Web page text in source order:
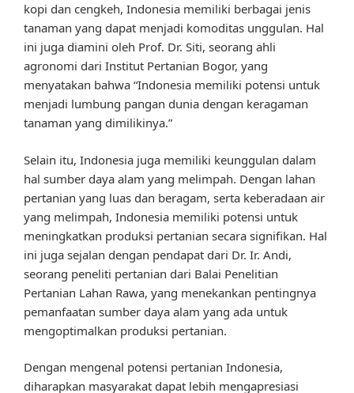
kopi dan cengkeh, Indonesia memiliki berbagai jenis
tanaman yang dapat menjadi komoditas unggulan. Hal
ini juga diamini oleh Prof. Dr. Siti, seorang ahli
agronomi dari Institut Pertanian Bogor, yang
menyatakan bahwa “Indonesia memiliki potensi untuk
menjadi lumbung pangan dunia dengan keragaman
tanaman yang dimilikinya.”
Selain itu, Indonesia juga memiliki keunggulan dalam
hal sumber daya alam yang melimpah. Dengan lahan
pertanian yang luas dan beragam, serta keberadaan air
yang melimpah, Indonesia memiliki potensi untuk
meningkatkan produksi pertanian secara signifikan. Hal
ini juga sejalan dengan pendapat dari Dr. Ir. Andi,
seorang peneliti pertanian dari Balai Penelitian
Pertanian Lahan Rawa, yang menekankan pentingnya
pemanfaatan sumber daya alam yang ada untuk
mengoptimalkan produksi pertanian.
Dengan mengenal potensi pertanian Indonesia,
diharapkan masyarakat dapat lebih mengapresiasi